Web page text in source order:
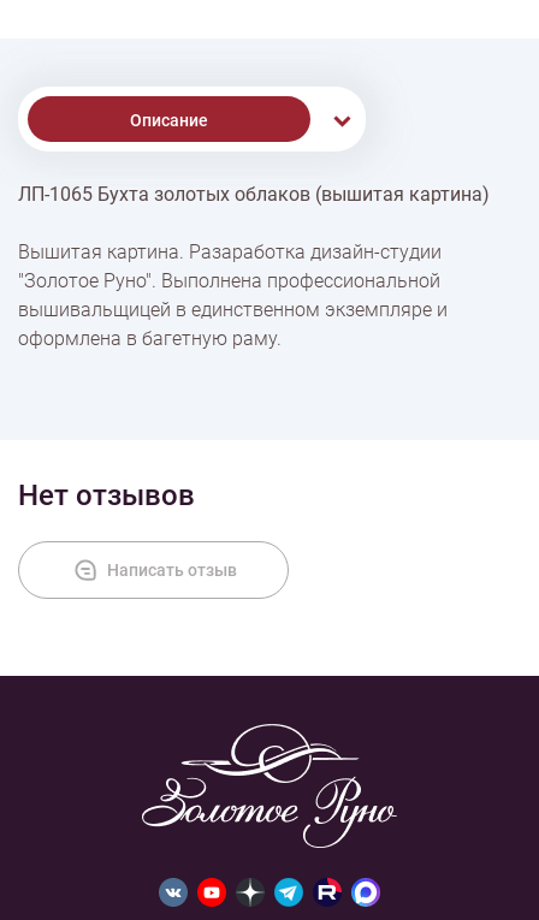
Описание
% Скидки
Доставка
ЛП-1065 Бухта золотых облаков (вышитая картина)
Вышитая картина. Разаработка дизайн-студии
"Золотое Руно". Выполнена профессиональной
вышивальщицей в единственном экземпляре и
оформлена в багетную раму.
Нет отзывов
Написать отзыв